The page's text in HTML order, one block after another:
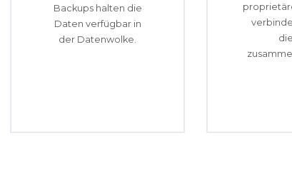
Backups halten die
Daten verfügbar in
der Datenwolke.